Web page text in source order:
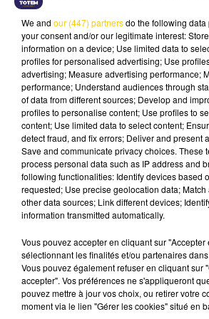
quartet est fluide,
solennel. Les mélodies
ornements nouveaux
les rythmiques
et mettent en lumière
solistes de la scène
Yaron Herman recrée
musicalement une
nouvelle entre les
américaines et
nous rappelle tout ce
son improvisation
singularités et sa
constante de
musicalité elle-même.
We and our (447) partnersdo the following
your consent and/or our legitimate interest:
information on a device; Use limited data to
profiles for personalised advertising; Use
advertising; Measure advertising performance;
performance; Understand audiences through
of data from different sources; Develop and
profiles to personalise content; Use profiles to
content; Use limited data to select content;
detect fraud, and fix errors; Deliver and present
Save and communicate privacy choices. These
process personal data such as IP address and
following functionalities: Identify devices based
requested; Use precise geolocation data;
other data sources; Link different devices;
information transmitted automatically.
Vous pouvez accepter en cliquant sur "Accepter
sélectionnant les finalités et/ou partenaires
Vous pouvez également refuser en cliquant sur
accepter". Vos préférences ne s'appliqueront
pouvez mettre à jour vos choix, ou retirer votre
moment via le lien "Gérer les cookies" situé en